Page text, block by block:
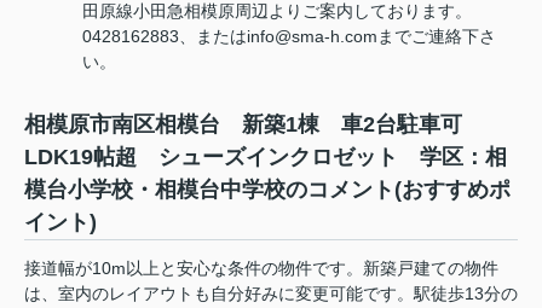
田原線小田急相模原周辺よりご案内しております。
0428162883、またはinfo@sma-h.comまでご連絡下さ
い。
相模原市南区相模台 新築1棟 車2台駐車可
LDK19帖超 シューズインクロゼット 学区：相
模台小学校・相模台中学校のコメント(おすすめポ
イント)
接道幅が10m以上と安心な条件の物件です。新築戸建ての物件
は、室内のレイアウトも自分好みに変更可能です。駅徒歩13分の